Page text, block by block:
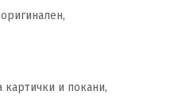
и покани,